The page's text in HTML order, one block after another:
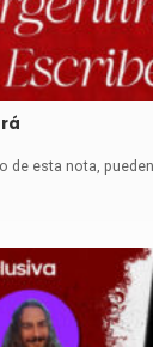
de esta nota,